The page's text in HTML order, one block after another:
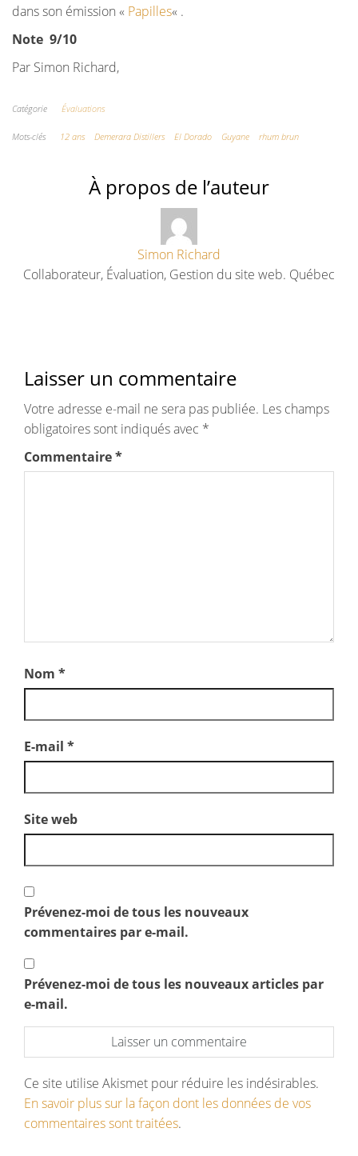
dans son émission « Papilles« .
Note 9/10
Par Simon Richard,
Catégorie Évaluations
Mots-clés 12 ans Demerara Distillers El Dorado Guyane rhum brun
À propos de l’auteur
Simon Richard
Collaborateur, Évaluation, Gestion du site web. Québec
Laisser un commentaire
Votre adresse e-mail ne sera pas publiée. Les champs
obligatoires sont indiqués avec *
Commentaire*
Nom *
E-mail *
Site web
Prévenez-moi de tous les nouveaux
commentaires par e-mail.
Prévenez-moi de tous les nouveaux articles par
e-mail.
Ce site utilise Akismet pour réduire les indésirables.
En savoir plus sur la façon dont les données de vos
commentaires sont traitées.